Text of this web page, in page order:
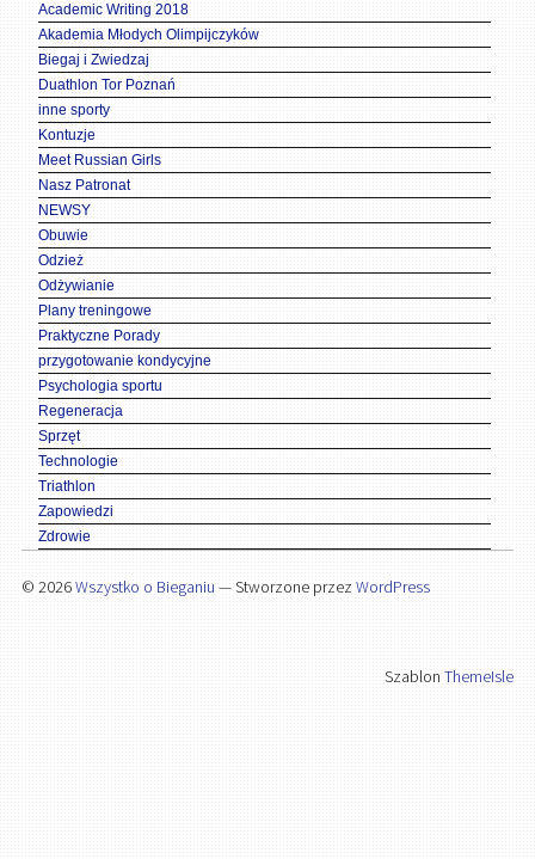
Academic Writing 2018
Akademia Młodych Olimpijczyków
Biegaj i Zwiedzaj
Duathlon Tor Poznań
inne sporty
Kontuzje
Meet Russian Girls
Nasz Patronat
NEWSY
Obuwie
Odzież
Odżywianie
Plany treningowe
Praktyczne Porady
przygotowanie kondycyjne
Psychologia sportu
Regeneracja
Sprzęt
Technologie
Triathlon
Zapowiedzi
Zdrowie
© 2026Wszystko o Bieganiu — Stworzone przez WordPress
SzablonThemeIsle